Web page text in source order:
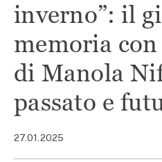
inverno”: il
memoria
di Manola
passato e
27.01.2025